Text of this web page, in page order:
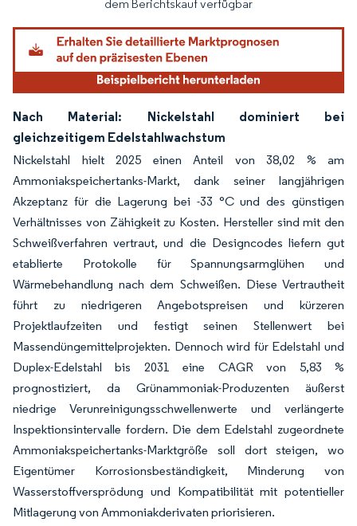
dem Berichtskauf verfügbar
Nach Material: Nickelstahl dominiert bei
gleichzeitigem Edelstahlwachstum
Nickelstahl hielt 2025 einen Anteil von 38,02 % am
Ammoniakspeichertanks-Markt, dank seiner langjährigen
Akzeptanz für die Lagerung bei -33 °C und des günstigen
Verhältnisses von Zähigkeit zu Kosten. Hersteller sind mit den
Schweißverfahren vertraut, und die Designcodes liefern gut
etablierte Protokolle für Spannungsarmglühen und
Wärmebehandlung nach dem Schweißen. Diese Vertrautheit
führt zu niedrigeren Angebotspreisen und kürzeren
Projektlaufzeiten und festigt seinen Stellenwert bei
Massendüngemittelprojekten. Dennoch wird für Edelstahl und
Duplex-Edelstahl bis 2031 eine CAGR von 5,83 %
prognostiziert, da Grünammoniak-Produzenten äußerst
niedrige Verunreinigungsschwellenwerte und verlängerte
Inspektionsintervalle fordern. Die dem Edelstahl zugeordnete
Ammoniakspeichertanks-Marktgröße soll dort steigen, wo
Eigentümer Korrosionsbeständigkeit, Minderung von
Wasserstoffversprödung und Kompatibilität mit potentieller
Mitlagerung von Ammoniakderivaten priorisieren.